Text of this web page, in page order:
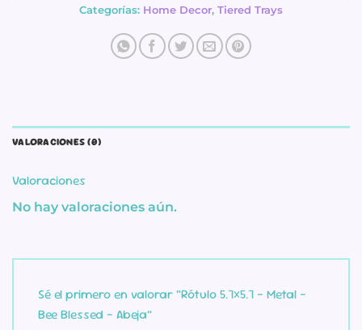
Categorías: Home Decor, Tiered Trays
VALORACIONES (0)
Valoraciones
No hay valoraciones aún.
Sé el primero en valorar “Rótulo 5.7×5.7 – Metal –
Bee Blessed – Abeja”